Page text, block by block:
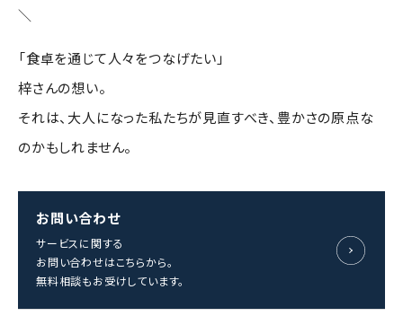
＼
「食卓を通じて人々をつなげたい」
梓さんの想い。
それは、大人になった私たちが見直すべき、豊かさの原点な
のかもしれません。
お問い合わせ
サービスに関する
お問い合わせはこちらから。
無料相談もお受けしています。